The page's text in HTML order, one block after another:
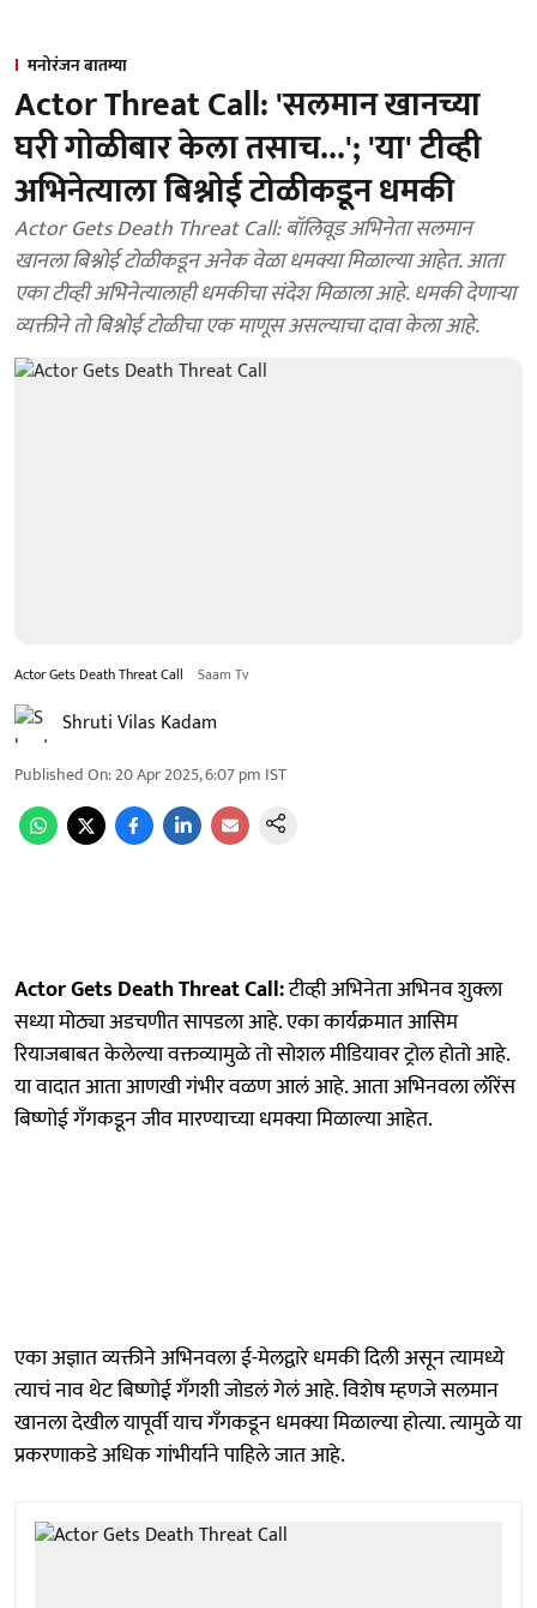
मनोरंजन बातम्या
Actor Threat Call: 'सलमान खानच्या
घरी गोळीबार केला तसाच...'; 'या' टीव्ही
अभिनेत्याला बिश्नोई टोळीकडून धमकी
Actor Gets Death Threat Call: बॉलिवूड अभिनेता सलमान
खानला बिश्नोई टोळीकडून अनेक वेळा धमक्या मिळाल्या आहेत. आता
एका टीव्ही अभिनेत्यालाही धमकीचा संदेश मिळाला आहे. धमकी देणाऱ्या
व्यक्तीने तो बिश्नोई टोळीचा एक माणूस असल्याचा दावा केला आहे.
Actor Gets Death Threat Call Saam Tv
Shruti Vilas Kadam
Published On:20 Apr 2025, 6:07 pm IST
Actor Gets Death Threat Call:टीव्ही अभिनेता अभिनव शुक्ला
सध्या मोठ्या अडचणीत सापडला आहे. एका कार्यक्रमात आसिम
रियाजबाबत केलेल्या वक्तव्यामुळे तो सोशल मीडियावर ट्रोल होतो आहे.
या वादात आता आणखी गंभीर वळण आलं आहे. आता अभिनवला लॉरेंस
बिष्णोई गँगकडून जीव मारण्याच्या धमक्या मिळाल्या आहेत.
एका अज्ञात व्यक्तीने अभिनवला ई-मेलद्वारे धमकी दिली असून त्यामध्ये
त्याचं नाव थेट बिष्णोई गँगशी जोडलं गेलं आहे. विशेष म्हणजे सलमान
खानला देखील यापूर्वी याच गँगकडून धमक्या मिळाल्या होत्या. त्यामुळे या
प्रकरणाकडे अधिक गांभीर्याने पाहिले जात आहे.